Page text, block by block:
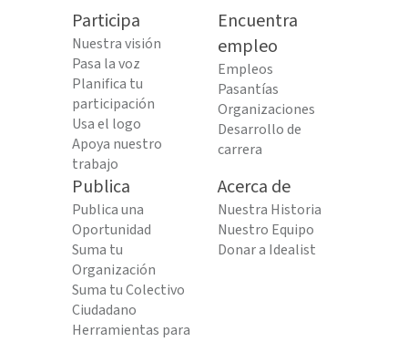
Participa
Nuestra visión
Pasa la voz
Planifica tu
participación
Usa el logo
Apoya nuestro
trabajo
Encuentra
empleo
Empleos
Pasantías
Organizaciones
Desarrollo de
carrera
Publica
Publica una
Oportunidad
Suma tu
Organización
Suma tu Colectivo
Ciudadano
Herramientas para
Acerca de
Nuestra Historia
Nuestro Equipo
Donar a Idealist